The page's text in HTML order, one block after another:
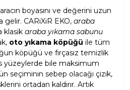
boyasını ve değerini uzun
gelir. CARiXiR EKO, araba
klasik araba yıkama sabunu
oto yıkama köpüğü ile tüm
köpüğü ve fırçasız temizlik
yüzeylerde bile maksimum
seçiminin sebep olacağı çizik,
ortadan kaldırır. Artık